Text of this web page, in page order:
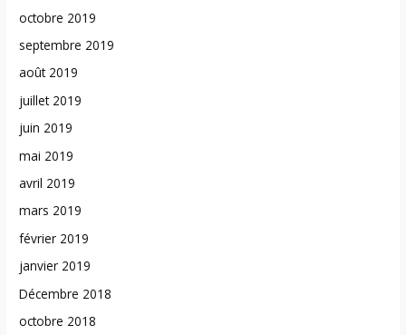
octobre 2019
septembre 2019
août 2019
juillet 2019
juin 2019
mai 2019
avril 2019
mars 2019
février 2019
janvier 2019
Décembre 2018
octobre 2018